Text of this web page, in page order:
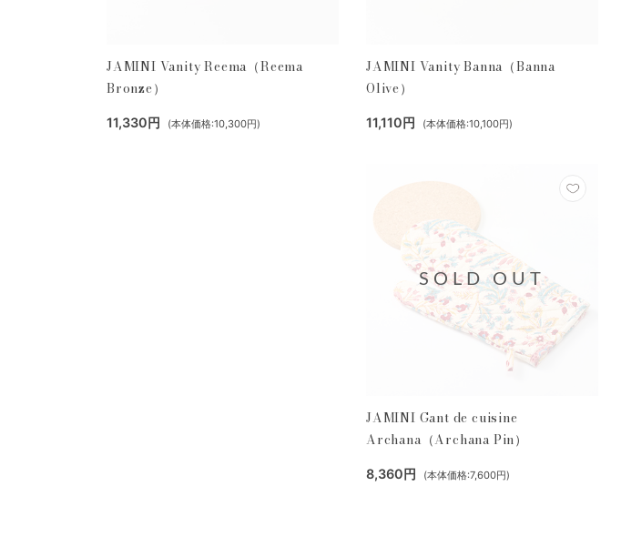
JAMINI Vanity Reema（Reema
Bronze）
11,330円 (本体価格:10,300円)
JAMINI Vanity Banna（Banna
Olive）
11,110円 (本体価格:10,100円)
JAMINI Gant de cuisine
Archana（Archana Pin）
8,360円 (本体価格:7,600円)
SOLD OUT